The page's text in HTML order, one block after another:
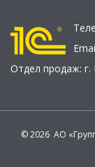
Отдел продаж:
© 2026 АО